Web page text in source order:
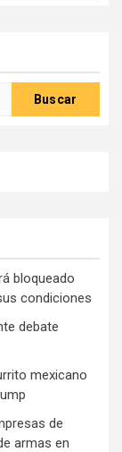
bloqueado
condiciones
debate
mexicano
de
armas en